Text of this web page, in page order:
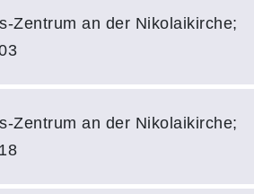
Zentrum an der Nikolaikirche;
Zentrum an der Nikolaikirche;